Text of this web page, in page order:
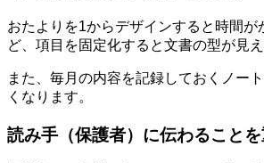
おたよりを1からデザインすると時間
ど、項目を固定化すると文書の型が見
また、毎月の内容を記録しておくノー
くなります。
読み手（保護者）に伝わること